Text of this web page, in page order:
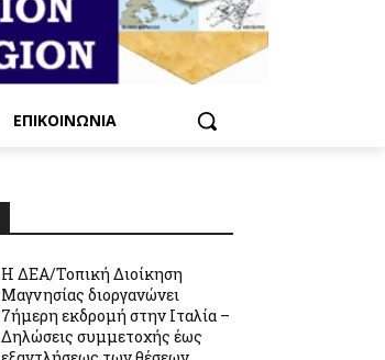
ΕΠΙΚΟΙΝΩΝΊΑ
Η ΔΕΑ/Τοπική Διοίκηση
Μαγνησίας διοργανώνει
7ήμερη εκδρομή στην Ιταλία –
Δηλώσεις συμμετοχής έως